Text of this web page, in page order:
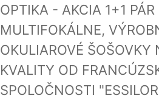
OPTIKA - AKCIA 1+1 PÁR
MULTIFOKÁLNE,
OKULIAROVÉ ŠOŠOVKY
KVALITY OD
SPOLOČNOSTI